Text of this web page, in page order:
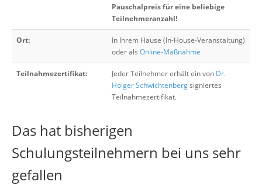
Pauschalpreis für eine beliebige
Teilnehmeranzahl!
Ort:
In Ihrem Hause (In-House-Veranstaltung)
oder als Online-Maßnahme
Teilnahmezertifikat: Jeder Teilnehmer erhält ein von Dr.
Holger Schwichtenbergsigniertes
Teilnahmezertifikat.
Das hat bisherigen
Schulungsteilnehmern bei uns sehr
gefallen